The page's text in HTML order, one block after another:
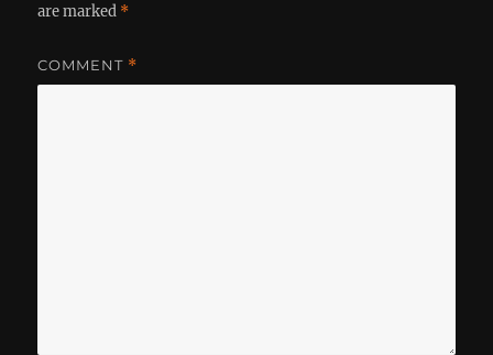
are marked *
COMMENT *